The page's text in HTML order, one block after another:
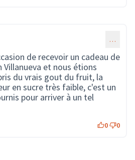
…
de recevoir un cadeau de
et nous étions
du vrais gout du fruit, la
en sucre très faible, c'est un
pour arriver à un tel
0 0